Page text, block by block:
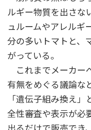
ルギー物質を出さな
ュルームやアレルギ
分の多いトマトと、
がっている。
これまでメーカー
有無をめぐる議論な
「遺伝子組み換え
全性審査や表示が必